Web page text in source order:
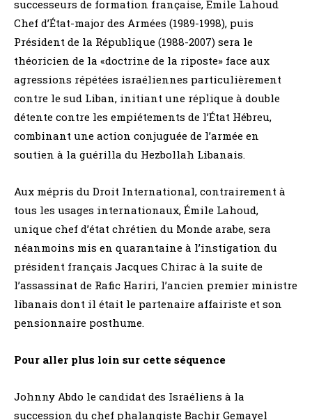
successeurs de formation française, Emile Lahoud
Chef d’État-major des Armées (1989-1998), puis
Président de la République (1988-2007) sera le
théoricien de la «doctrine de la riposte» face aux
agressions répétées israéliennes particulièrement
contre le sud Liban, initiant une réplique à double
détente contre les empiétements de l’État Hébreu,
combinant une action conjuguée de l’armée en
soutien à la guérilla du Hezbollah Libanais.
Aux mépris du Droit International, contrairement à
tous les usages internationaux, Émile Lahoud,
unique chef d’état chrétien du Monde arabe, sera
néanmoins mis en quarantaine à l’instigation du
président français Jacques Chirac à la suite de
l’assassinat de Rafic Hariri, l’ancien premier ministre
libanais dont il était le partenaire affairiste et son
pensionnaire posthume.
Pour aller plus loin sur cette séquence
Johnny Abdo le candidat des Israéliens à la
succession du chef phalangiste Bachir Gemayel